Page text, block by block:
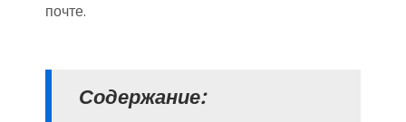
почте.
Содержание: